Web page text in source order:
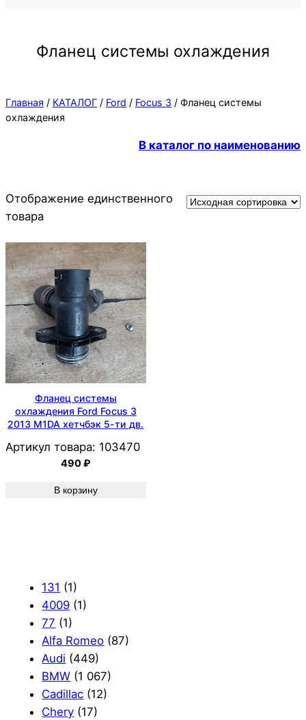
Фланец системы охлаждения
Главная / КАТАЛОГ / Ford / Focus 3 / Фланец системы
охлаждения
В каталог по наименованию
Отображение единственного
товара
Фланец системы
охлаждения Ford Focus 3
2013 M1DA хетчбэк 5-ти дв.
Артикул товара: 103470
490₽
В корзину
131 (1)
4009 (1)
77 (1)
Alfa Romeo (87)
Audi (449)
BMW (1 067)
Cadillac (12)
Chery (17)